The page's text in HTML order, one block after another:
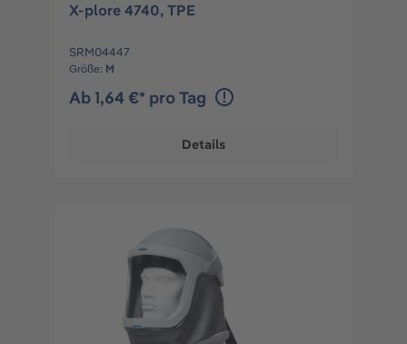
X-plore 4740, TPE
SRM04447
Größe: M
Ab 1,64 €* pro Tag
Details